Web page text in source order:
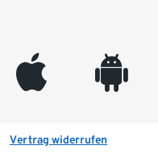
appleinc android
Vertrag widerrufen